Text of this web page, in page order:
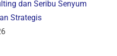
dan Seribu Senyum
Strategis